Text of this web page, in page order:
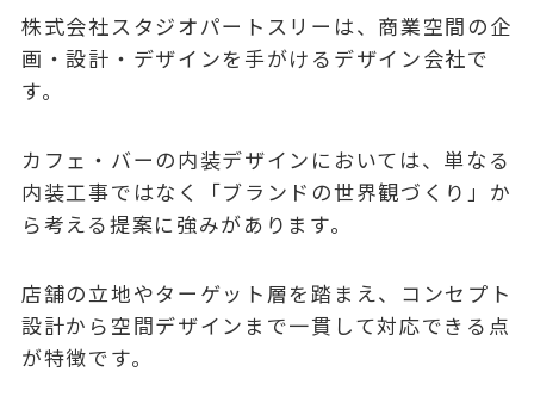
株式会社スタジオパートスリーは、商業空間の企
画・設計・デザインを手がけるデザイン会社で
す。
カフェ・バーの内装デザインにおいては、単なる
内装工事ではなく「ブランドの世界観づくり」か
ら考える提案に強みがあります。
店舗の立地やターゲット層を踏まえ、コンセプト
設計から空間デザインまで一貫して対応できる点
が特徴です。